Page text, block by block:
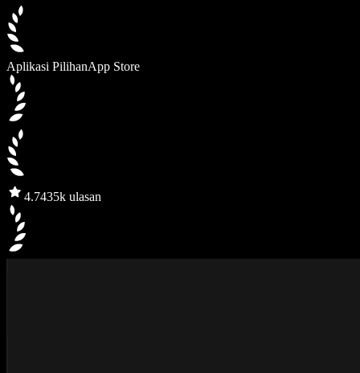
Aplikasi PilihanApp Store
4.7435k ulasan